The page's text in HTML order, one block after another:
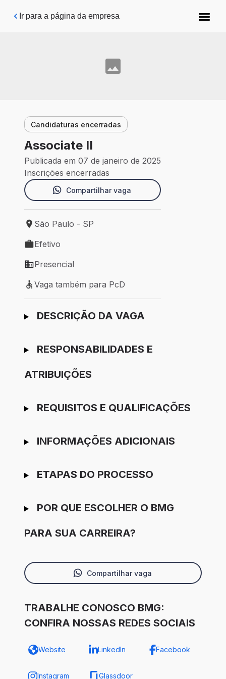
Pular para o conteúdo principal
Ir para a página da empresa
Candidaturas encerradas
Associate II
Publicada em 07 de janeiro de 2025
Inscrições encerradas
Compartilhar vaga
Local de trabalho: São Paulo - SP
São Paulo - SP
Tipo de vaga: Efetivo
Efetivo
Modelo de trabalho: Presencial
Presencial
Vaga também para PcD
Vaga também para PcD
Ir para candidatura
DESCRIÇÃO DA VAGA
RESPONSABILIDADES E
ATRIBUIÇÕES
REQUISITOS E QUALIFICAÇÕES
INFORMAÇÕES ADICIONAIS
ETAPAS DO PROCESSO
POR QUE ESCOLHER O BMG
PARA SUA CARREIRA?
Compartilhar vaga
TRABALHE CONOSCO BMG:
CONFIRA NOSSAS REDES SOCIAIS
Website LinkedIn Facebook
Instagram Glassdoor